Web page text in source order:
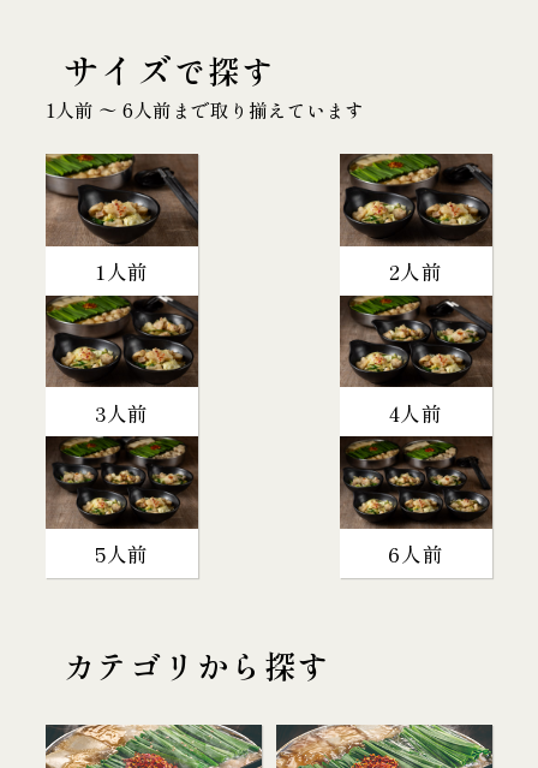
サイズで探す
1人前 〜 6人前まで取り揃えています
1人前 2人前
3人前 4人前
5人前 6人前
カテゴリから探す